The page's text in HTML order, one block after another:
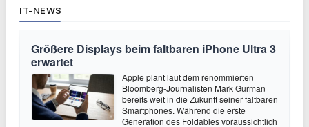
IT-NEWS
Größere Displays beim faltbaren iPhone Ultra 3
erwartet
Apple plant laut dem renommierten
Bloomberg-Journalisten Mark Gurman
bereits weit in die Zukunft seiner faltbaren
Smartphones. Während die erste
Generation des Foldables voraussichtlich